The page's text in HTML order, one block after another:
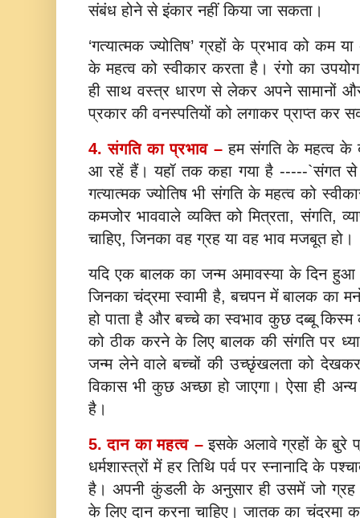
संबंध होने से इंकार नहीं किया जा सकता।
‘गत्यात्मक ज्योतिष’ ग्रहों के प्रभाव को
के महत्व को स्वीकार करता है। रंगो का
ही साथ वस्त्र धारण से लेकर अपने सामानों
प्रकार की वनस्पतियों को लगाकर प्राप्त कर
4. संगति का प्रभाव – हम संगति के महत्व के
आ रहें हैं। यहॉ तक कहा गया है -----`संगत
गत्यात्मक ज्योतिष भी संगति के महत्व को
कमजोर भाववाले व्यक्ति को मित्रता, संगति,
चाहिए, जिनका वह ग्रह या वह भाव मजबूत हो।
यदि एक बालक का जन्म अमावस्या के दिन हुआ
जिनका चंद्रमा स्वामी है, बचपन में बालक का
हो पाता है और बच्चे का स्वभाव कुछ दब्बू किस्म
को ठीक करने के लिए बालक की संगति पर
जन्म लेने वाले बच्चों की उच्छृंखलता को देखकर
विकास भी कुछ अच्छा हो जाएगा। ऐसा ही
है।
5. दान का महत्व – इसके अलावे ग्रहों के बुरे
धर्मशास्त्रों में हर तिथि पर्व पर स्नानादि के
है। अपनी कुंडली के अनुसार ही उसमें जो
के लिए दान करना चाहिए। जातक का चंद्रमा